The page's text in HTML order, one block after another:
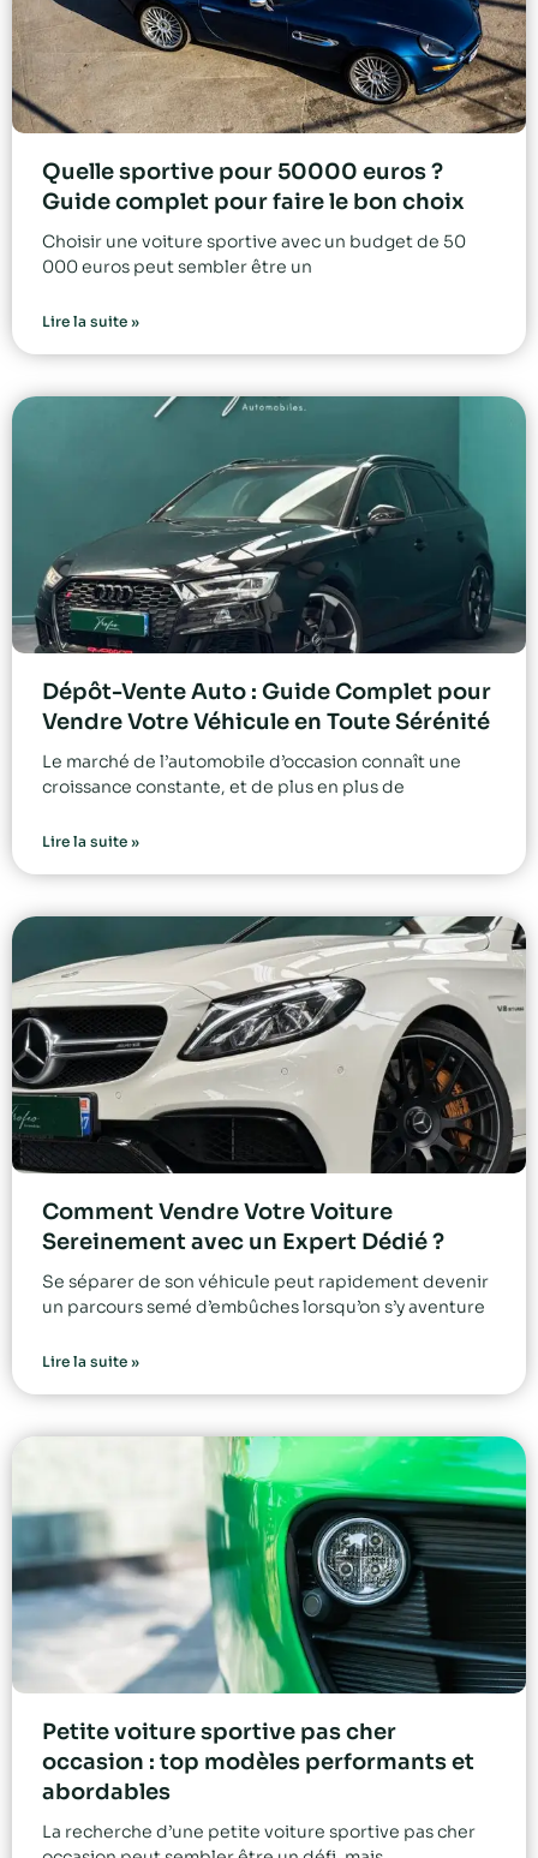
Quelle sportive pour 50000 euros ?
Guide complet pour faire le bon choix
Choisir une voiture sportive avec un budget de 50
000 euros peut sembler être un
Lire la suite »
Dépôt-Vente Auto : Guide Complet pour
Vendre Votre Véhicule en Toute Sérénité
Le marché de l’automobile d’occasion connaît une
croissance constante, et de plus en plus de
Lire la suite »
Comment Vendre Votre Voiture
Sereinement avec un Expert Dédié ?
Se séparer de son véhicule peut rapidement devenir
un parcours semé d’embûches lorsqu’on s’y aventure
Lire la suite »
Petite voiture sportive pas cher
occasion : top modèles performants et
abordables
La recherche d’une petite voiture sportive pas cher